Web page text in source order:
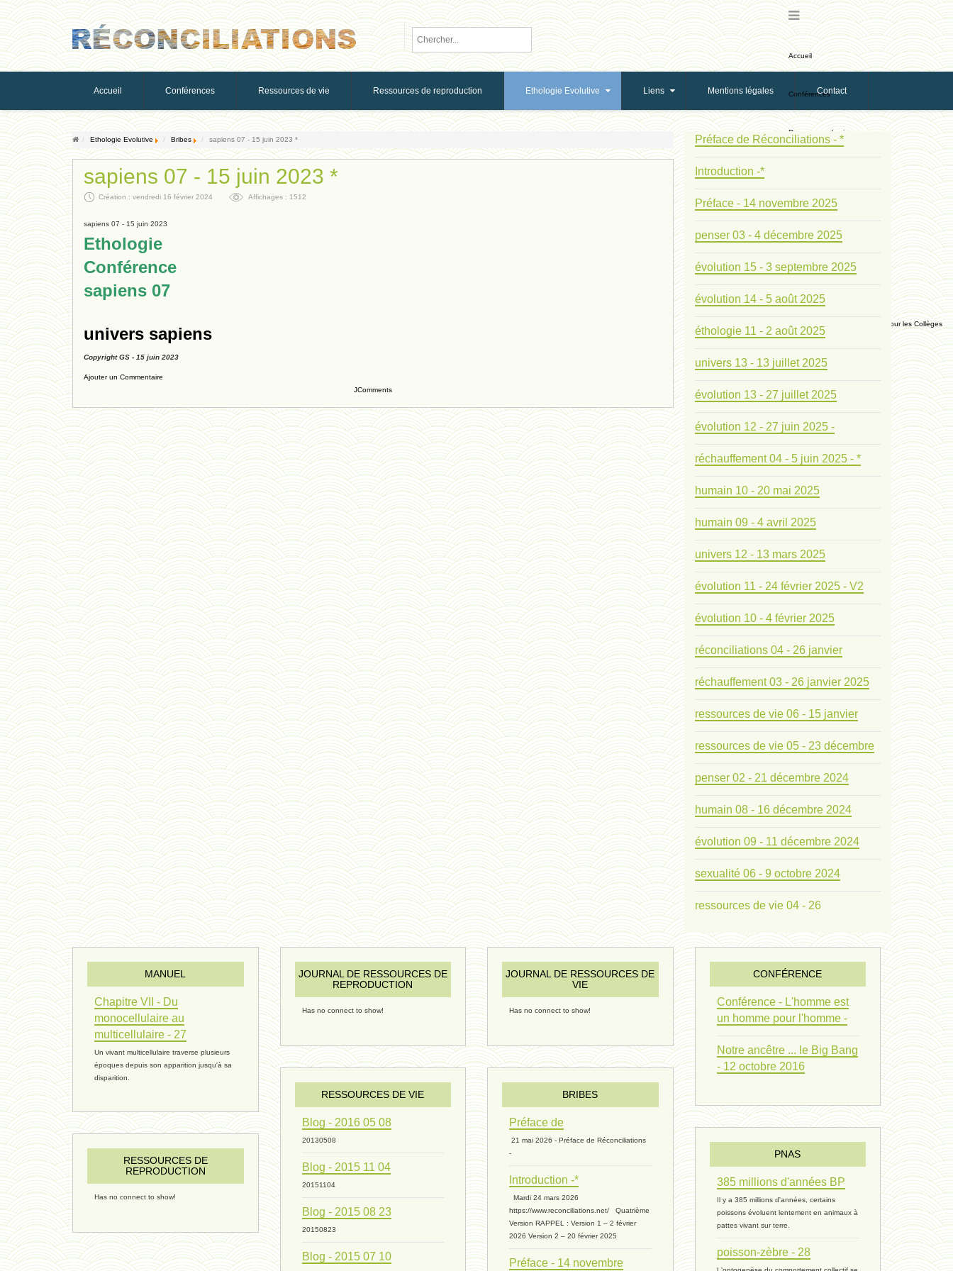
Accueil Conférences Ressources de vie Ressources de reproduction Ethologie Evolutive Liens Mentions légales Contact
Accueil
Conférences
Ressources de vie
Ethologie Evolutive
Manuel Universel d'Ethologie pour les Collèges
Journal
Liens
Mentions légales
Contact
Ethologie Evolutive Bribes sapiens 07 - 15 juin 2023 *
sapiens 07 - 15 juin 2023 *
Création : vendredi 16 février 2024 Affichages : 1512
sapiens 07 - 15 juin 2023
Ethologie
Conférence
sapiens 07
univers sapiens
Copyright GS - 15 juin 2023
Ajouter un Commentaire
JComments
Préface de Réconciliations - *
Introduction -*
Préface - 14 novembre 2025
penser 03 - 4 décembre 2025
évolution 15 - 3 septembre 2025
évolution 14 - 5 août 2025
éthologie 11 - 2 août 2025
univers 13 - 13 juillet 2025
évolution 13 - 27 juillet 2025
évolution 12 - 27 juin 2025 -
réchauffement 04 - 5 juin 2025 - *
humain 10 - 20 mai 2025
humain 09 - 4 avril 2025
univers 12 - 13 mars 2025
évolution 11 - 24 février 2025 - V2
évolution 10 - 4 février 2025
réconciliations 04 - 26 janvier
réchauffement 03 - 26 janvier 2025
ressources de vie 06 - 15 janvier
ressources de vie 05 - 23 décembre
penser 02 - 21 décembre 2024
humain 08 - 16 décembre 2024
évolution 09 - 11 décembre 2024
sexualité 06 - 9 octobre 2024
ressources de vie 04 - 26
mode de production industriel 01 -
vivant 09 - 24 septembre 2024
humain 07 - 6 septembre 2024
évolution 08 - 20 août 2024
humain 06 - 6 août 2024
sous-groupe humain - 27 juillet
riche - 25 juillet 2024
éternité 03 - 11 juillet 2024
Introduction V1 - 6 juin 2024
extinction 07 - 18 mai 2024
biomasse - 10 mai 2024*
MANUEL
Chapitre VII - Du
monocellulaire au
multicellulaire - 27
Un vivant multicellulaire traverse plusieurs
époques depuis son apparition jusqu'à sa
disparition.
RESSOURCES DE
REPRODUCTION
Has no connect to show!
JOURNAL DE RESSOURCES DE
REPRODUCTION
Has no connect to show!
RESSOURCES DE VIE
Blog - 2016 05 08
20130508
Blog - 2015 11 04
20151104
Blog - 2015 08 23
20150823
Blog - 2015 07 10
JOURNAL DE RESSOURCES DE
VIE
Has no connect to show!
BRIBES
Préface de
21 mai 2026 - Préface de Réconciliations
-
Introduction -*
Mardi 24 mars 2026
https://www.reconciliations.net/ Quatrième
Version RAPPEL : Version 1 – 2 février
2026 Version 2 – 20 février 2025
Préface - 14 novembre
CONFÉRENCE
Conférence - L'homme est
un homme pour l'homme -
Notre ancêtre ... le Big Bang
- 12 octobre 2016
PNAS
385 millions d'années BP
Il y a 385 millions d'années, certains
poissons évoluent lentement en animaux à
pattes vivant sur terre.
poisson-zèbre - 28